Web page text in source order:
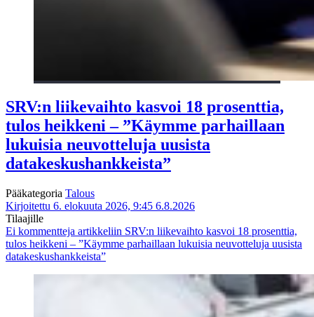
SRV:n liikevaihto kasvoi 18 prosenttia,
tulos heikkeni – ”Käymme parhaillaan
lukuisia neuvotteluja uusista
datakeskushankkeista”
Pääkategoria Talous
Kirjoitettu 6. elokuuta 2026, 9:45 6.8.2026
Tilaajille
Ei kommentteja artikkeliin SRV:n liikevaihto kasvoi 18 prosenttia,
tulos heikkeni – ”Käymme parhaillaan lukuisia neuvotteluja uusista
datakeskushankkeista”